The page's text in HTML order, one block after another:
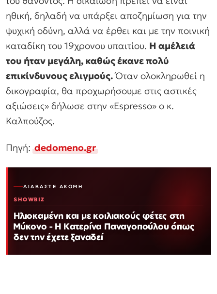
ηθική, δηλαδή να υπάρξει αποζημίωση για την
ψυχική οδύνη, αλλά να έρθει και με την ποινική
καταδίκη του 19χρονου υπαιτίου. Η αμέλειά
του ήταν μεγάλη, καθώς έκανε πολύ
επικίνδυνους ελιγμούς.Όταν ολοκληρωθεί η
δικογραφία, θα προχωρήσουμε στις αστικές
αξιώσεις» δήλωσε στην «Espresso» ο κ.
Καλπούζος.
Πηγή:dedomeno.gr
ΔΙΑΒΆΣΤΕ ΑΚΌΜΗ
SHOWBIZ
Ηλιοκαμένη και με κοιλιακούς φέτες στη
Μύκονο - Η Κατερίνα Παναγοπούλου όπως
δεν την έχετε ξαναδεί